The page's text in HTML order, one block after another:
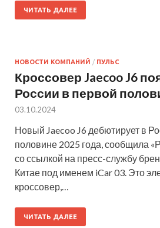
ЧИТАТЬ ДАЛЕЕ
НОВОСТИ КОМПАНИЙ / ПУЛЬС
Кроссовер Jaecoo J6
России в первой
03.10.2024
Новый Jaecoo J6 дебютирует в
половине 2025 года, сообщила
со ссылкой на пресс-службу
Китае под именем iCar 03. Это
кроссовер,…
ЧИТАТЬ ДАЛЕЕ